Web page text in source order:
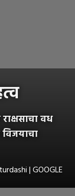
वध
| GOOGLE